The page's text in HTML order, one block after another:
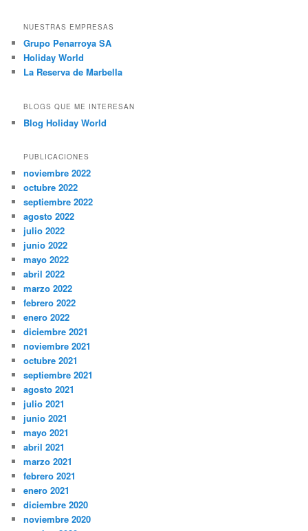
NUESTRAS EMPRESAS
Grupo Penarroya SA
Holiday World
La Reserva de Marbella
BLOGS QUE ME INTERESAN
Blog Holiday World
PUBLICACIONES
noviembre 2022
octubre 2022
septiembre 2022
agosto 2022
julio 2022
junio 2022
mayo 2022
abril 2022
marzo 2022
febrero 2022
enero 2022
diciembre 2021
noviembre 2021
octubre 2021
septiembre 2021
agosto 2021
julio 2021
junio 2021
mayo 2021
abril 2021
marzo 2021
febrero 2021
enero 2021
diciembre 2020
noviembre 2020